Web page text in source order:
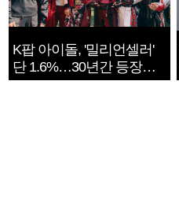
K팝 아이돌, '밀리언셀러'
단 1.6%…30년간 등장
1182개팀 전수조사